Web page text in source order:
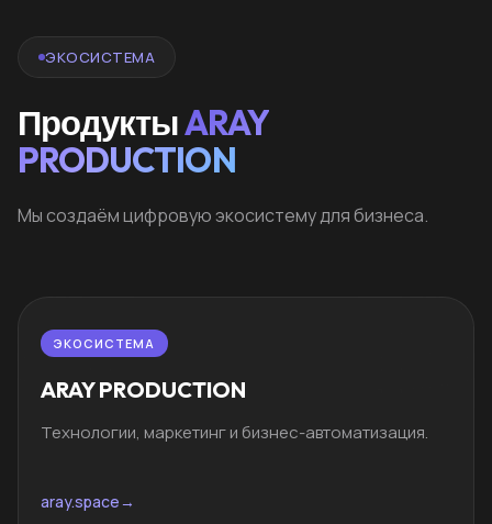
ЭКОСИСТЕМА
ПродуктыARAY
PRODUCTION
Мы создаём цифровую экосистему для бизнеса.
ЭКОСИСТЕМА
ARAY PRODUCTION
Технологии, маркетинг и бизнес-автоматизация.
aray.space→